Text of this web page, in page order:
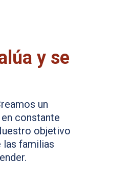
y se
un
constante
objetivo
las familias